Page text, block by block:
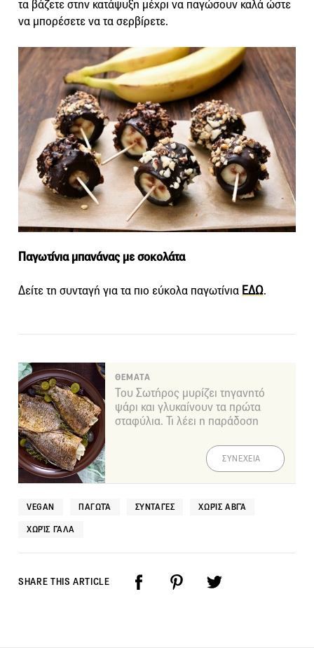
τα βάζετε στην κατάψυξη μέχρι να παγώσουν καλά ώστε
να μπορέσετε να τα σερβίρετε.
Παγωτίνια μπανάνας με σοκολάτα
Δείτε τη συνταγή για τα πιο εύκολα παγωτίνια ΕΔΩ.
ΘΕΜΑΤΑ
Του Σωτήρος μυρίζει τηγανητό
ψάρι και γλυκαίνουν τα πρώτα
σταφύλια. Τι λέει η παράδοση
ΣΥΝΕΧΕΙΑ
VEGAN ΠΑΓΩΤΆ ΣΥΝΤΑΓΈΣ ΧΩΡΊΣ ΑΒΓΆ
ΧΩΡΊΣ ΓΆΛΑ
SHARE THIS ARTICLE